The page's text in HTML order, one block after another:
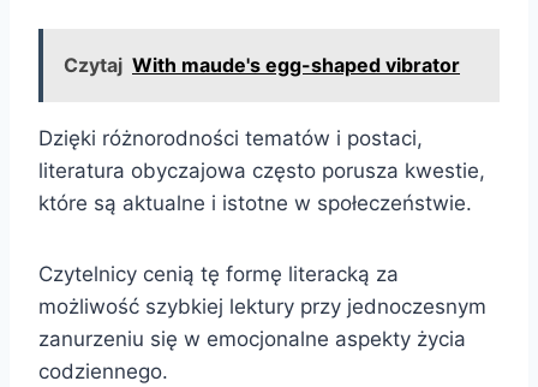
Czytaj With maude's egg-shaped vibrator
Dzięki różnorodności tematów i postaci,
literatura obyczajowa często porusza kwestie,
które są aktualne i istotne w społeczeństwie.
Czytelnicy cenią tę formę literacką za
możliwość szybkiej lektury przy jednoczesnym
zanurzeniu się w emocjonalne aspekty życia
codziennego.